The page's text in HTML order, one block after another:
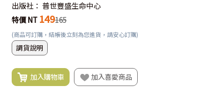
出版社： 普世豐盛生命中心
特價 NT 149165
(商品可訂購，結帳後立刻為您進貨，請安心訂購)
調貨說明
加入購物車 加入喜愛商品